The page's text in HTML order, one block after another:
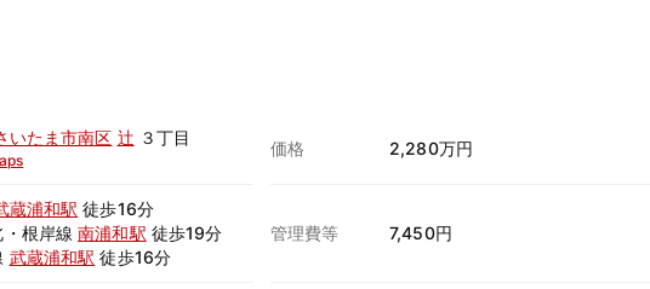
いたま市南区 辻 ３丁目
価格 2,280万円
蔵浦和駅 徒歩16分
・根岸線南浦和駅 徒歩19分
武蔵浦和駅 徒歩16分
管理費等 7,450円